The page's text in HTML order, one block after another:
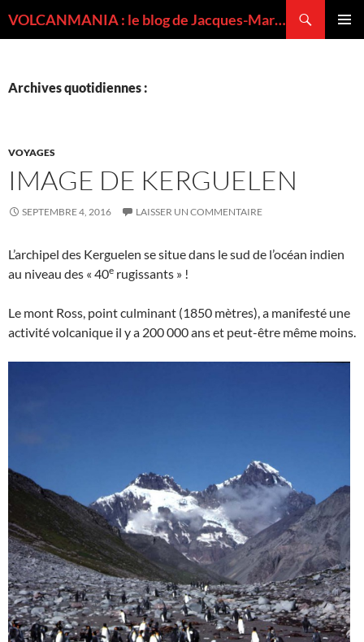
VOLCANMANIA : le blog de Jacques-Marie BARDINTZEFF, volcanologue
Archives quotidiennes :
VOYAGES
IMAGE DE KERGUELEN
SEPTEMBRE 4, 2016 LAISSER UN COMMENTAIRE
L’archipel des Kerguelen se situe dans le sud de l’océan indien
au niveau des « 40e rugissants » !
Le mont Ross, point culminant (1850 mètres), a manifesté une
activité volcanique il y a 200 000 ans et peut-être même moins.